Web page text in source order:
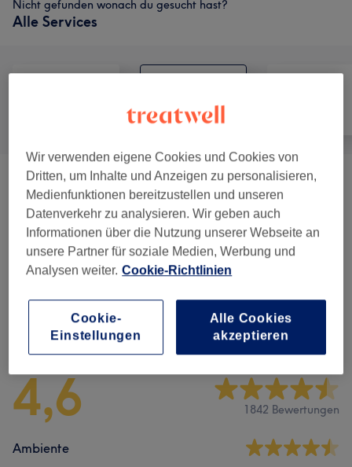
Nicht gefunden wonach du gesucht hast?
Alle Services
Nägel
Shellac Farbe ( 3)
Nagelmodellage ab 3 €
Maniküre & Pediküre 5
Salonbewertungen
4,6 1842 Bewertungen
Ambiente
Wir verwenden eigene Cookies und Cookies von
Dritten, um Inhalte und Anzeigen zu personalisieren,
Medienfunktionen bereitzustellen und unseren
Datenverkehr zu analysieren. Wir geben auch
Informationen über die Nutzung unserer Webseite an
unsere Partner für soziale Medien, Werbung und
Analysen weiter. Cookie-Richtlinien
Cookie-
Einstellungen
Alle Cookies
akzeptieren